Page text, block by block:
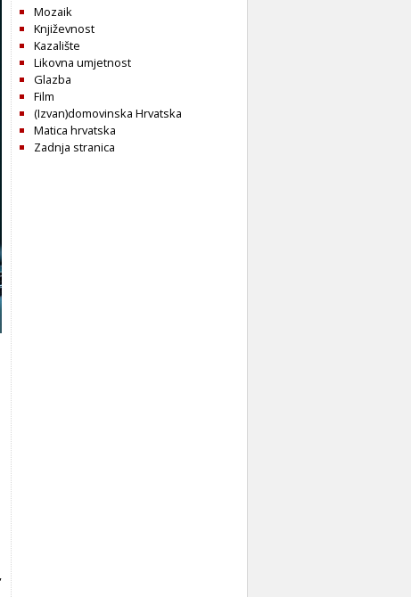
Mozaik
Književnost
Kazalište
Likovna umjetnost
Glazba
Film
(Izvan)domovinska Hrvatska
Matica hrvatska
Zadnja stranica